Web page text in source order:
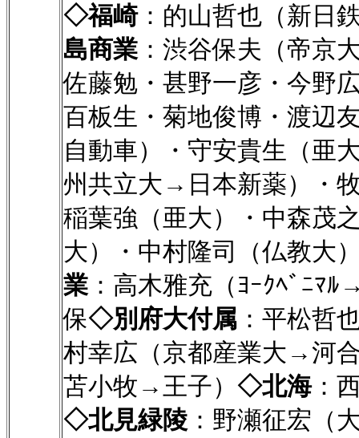
◇福崎：的山哲也（新日
島商業 ：渋谷保夫（帝京
佐藤勉・甚野一彦・今野
百板生・菊地俊博・渡辺
自動車）・守安貴生（亜
州共立大→日本新薬）・
稲葉強（亜大）・中森茂
大）・中村隆司（仏教大
業 ：高木雅充（ﾖｰｸﾍﾞﾆﾏ
保◇別府大付属 ：平松哲
村幸広（京都産業大→河
苫小牧→王子） ◇北海：
◇北見緑陵 ：野瀬征宏（